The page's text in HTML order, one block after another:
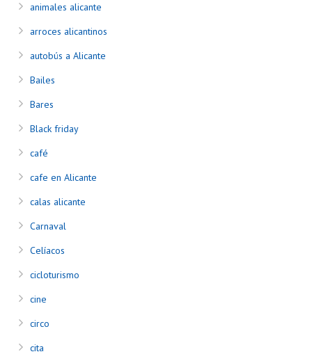
animales alicante
arroces alicantinos
autobús a Alicante
Bailes
Bares
Black friday
café
cafe en Alicante
calas alicante
Carnaval
Celíacos
cicloturismo
cine
circo
cita